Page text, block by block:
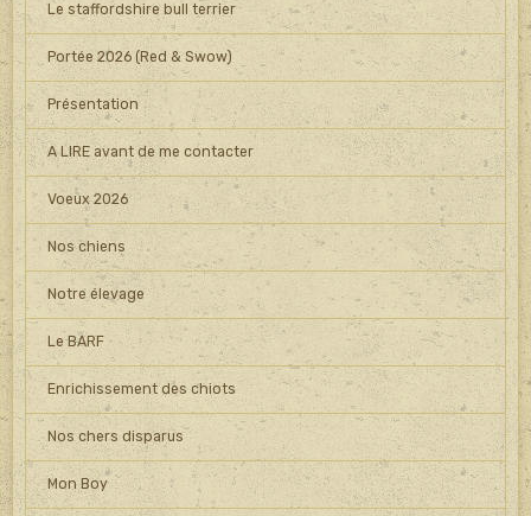
Le staffordshire bull terrier
Portée 2026 (Red & Swow)
Présentation
A LIRE avant de me contacter
Voeux 2026
Nos chiens
Notre élevage
Le BARF
Enrichissement des chiots
Nos chers disparus
Mon Boy